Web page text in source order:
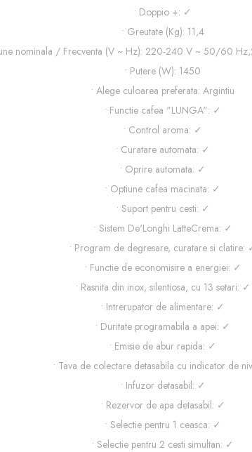
• Doppio +: ✓
• Greutate (Kg): 11,4
nominala / Frecventa (V ~ Hz): 220-240 V ~ 50/60
• Putere (W): 1450
• Alege culoarea preferata: Argintiu
• Functie cafea "LUNGA": ✓
• Control aroma: ✓
• Curatare automata: ✓
• Oprire automata: ✓
• Optiune cafea macinata: ✓
• Suport pentru cesti: ✓
• Sistem De'Longhi LatteCrema: ✓
• Program de degresare, curatare si clatire:
• Functie de economisire a energiei: ✓
• Rasnita din inox, silentiosa, cu 13 setari: ✓
• Intrerupator de alimentare: ✓
• Duritate programabila a apei: ✓
• Emisie de abur rapida: ✓
• Tava de colectare detasabila cu indicator de
• Infuzor detasabil: ✓
• Rezervor de apa detasabil: ✓
• Selectie pentru 1 ceasca: ✓
• Selectie pentru 2 cesti simultan: ✓